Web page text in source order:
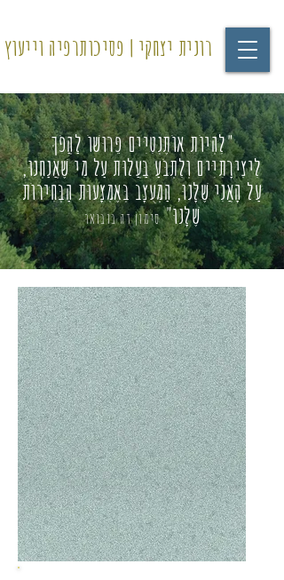
רונית יצחקי | פסיכותרפיה וייעוץ
"לִהְיוֹת אוֹתֶנְטִיִּים פֵּרוּשׁוֹ לַהֲפֹךְ
לִיצִירָתִיִּים וְלִתְבֹּעַ בַּעֲלוּת עַל מִי שֶׁאֲנַחְנוּ,
עַל הָאֲנִי שֶׁלָּנוּ, הַמְּעֻצָּב בְּאֶמְצָעוּת הַבְּחִירוֹת
שֶׁלָּנוּ"​סימון דה בובואר​